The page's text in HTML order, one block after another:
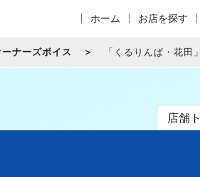
ホーム お店を探す
ーナーズボイス 「くるりんぱ・花
店舗